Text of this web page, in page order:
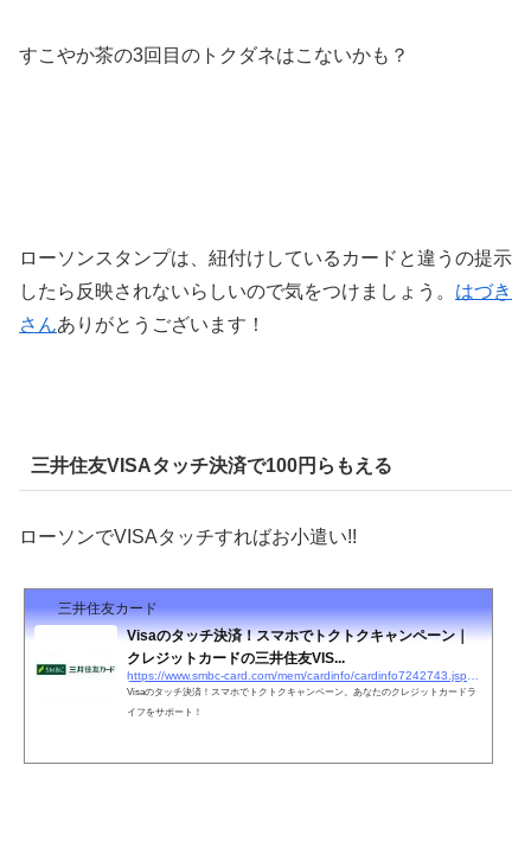
すこやか茶の3回目のトクダネはこないかも？
ローソンスタンプは、紐付けしているカードと違うの提示
したら反映されないらしいので気をつけましょう。 はづき
さんありがとうございます！
三井住友VISAタッチ決済で100円らもえる
ローソンでVISAタッチすればお小遣い!!
三井住友カード
Visaのタッチ決済！スマホでトクトクキャンペーン｜
クレジットカードの三井住友VIS...
https://www.smbc-card.com/mem/cardinfo/cardinfo7242743.jsp?dk=sn_083_0000134
Visaのタッチ決済！スマホでトクトクキャンペーン。あなたのクレジットカードラ
イフをサポート！